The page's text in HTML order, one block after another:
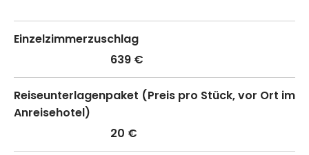
Einzelzimmerzuschlag
639 €
Reiseunterlagenpaket (Preis pro Stück, vor Ort im
Anreisehotel)
20 €